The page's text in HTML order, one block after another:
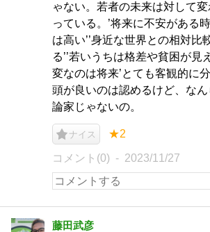
ゃない。若者の未来は対して
っている。’将来に不安がある
は高い’’身近な世界との相対比
る’’若いうちは格差や貧困が見
変なのは将来’とても客観的に
頭が良いのは認めるけど、な
論家じゃないの。
ナイス ★2
コメント(0) 2023/11/27
藤田武彦